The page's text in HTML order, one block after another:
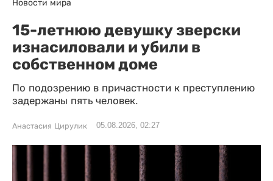
Новости мира
15-летнюю девушку зверски
изнасиловали и убили в
собственном доме
По подозрению в причастности к преступлению
задержаны пять человек.
Анастасия Цирулик 05.08.2026, 02:27